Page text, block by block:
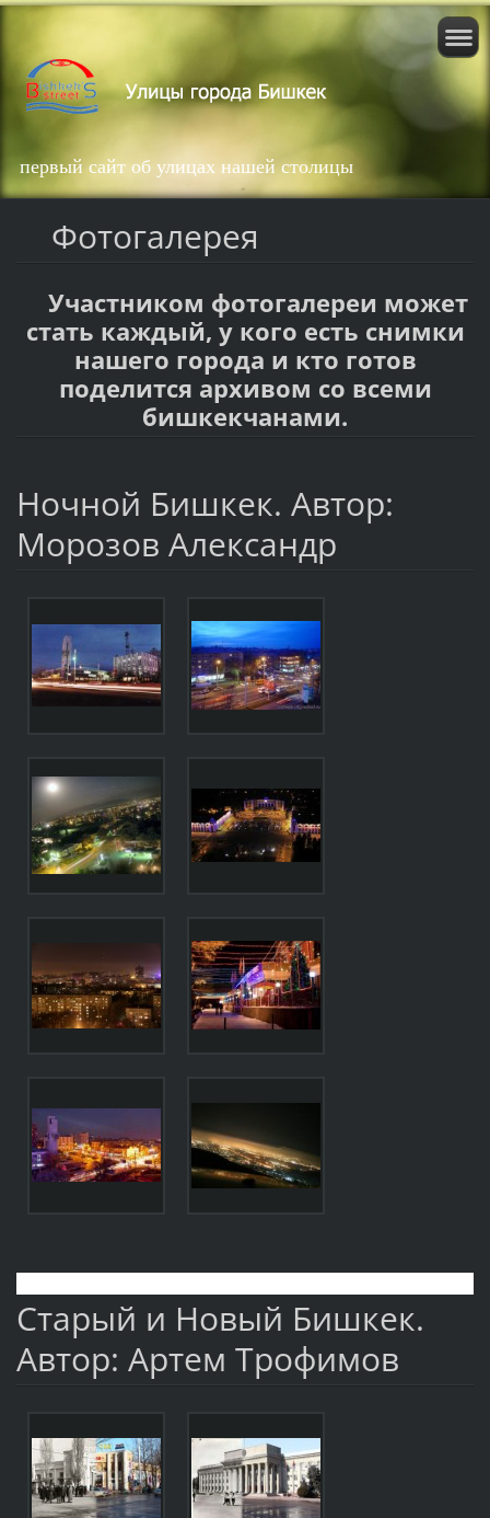
первый сайт об улицах нашей столицы
Фотогалерея
Участником фотогалереи может
стать каждый, у кого есть снимки
нашего города и кто готов
поделится архивом со всеми
бишкекчанами.
Ночной Бишкек. Автор:
Морозов Александр
Старый и Новый Бишкек.
Автор: Артем Трофимов